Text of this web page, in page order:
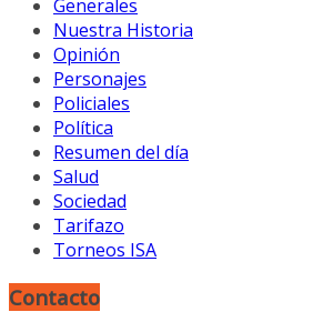
Generales
Nuestra Historia
Opinión
Personajes
Policiales
Política
Resumen del día
Salud
Sociedad
Tarifazo
Torneos ISA
Contacto